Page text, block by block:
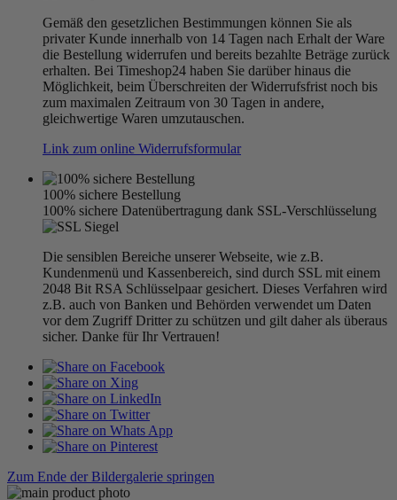
Gemäß den gesetzlichen Bestimmungen können Sie als
privater Kunde innerhalb von 14 Tagen nach Erhalt der Ware
die Bestellung widerrufen und bereits bezahlte Beträge zurück
erhalten. Bei Timeshop24 haben Sie darüber hinaus die
Möglichkeit, beim Überschreiten der Widerrufsfrist noch bis
zum maximalen Zeitraum von 30 Tagen in andere,
gleichwertige Waren umzutauschen.
Link zum online Widerrufsformular
100% sichere Bestellung
100% sichere Datenübertragung dank SSL-Verschlüsselung
Die sensiblen Bereiche unserer Webseite, wie z.B.
Kundenmenü und Kassenbereich, sind durch SSL mit einem
2048 Bit RSA Schlüsselpaar gesichert. Dieses Verfahren wird
z.B. auch von Banken und Behörden verwendet um Daten
vor dem Zugriff Dritter zu schützen und gilt daher als überaus
sicher. Danke für Ihr Vertrauen!
Zum Ende der Bildergalerie springen